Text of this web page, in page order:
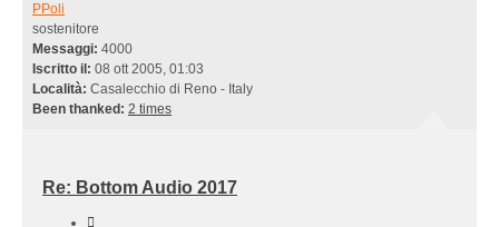
PPoli
sostenitore
Messaggi: 4000
Iscritto il: 08 ott 2005, 01:03
Località: Casalecchio di Reno - Italy
Been thanked: 2 times
Re: Bottom Audio 2017